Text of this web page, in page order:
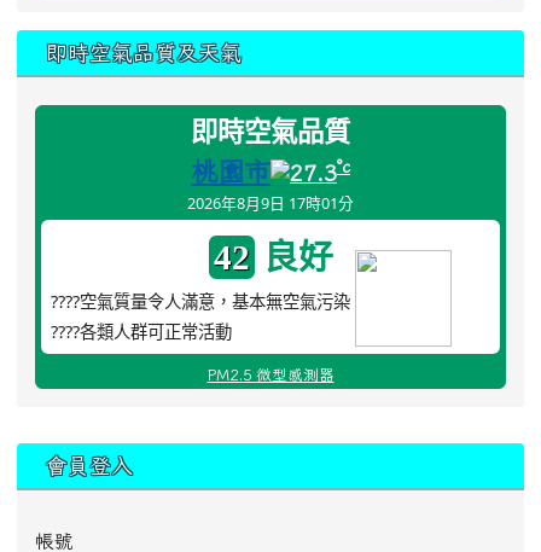
即時空氣品質及天氣
即時空氣品質
桃園市 27.3°c
2026年8月9日 17時01分
42 良好
????空氣質量令人滿意，基本無空氣污染
????各類人群可正常活動
PM2.5 微型感測器
會員登入
帳號